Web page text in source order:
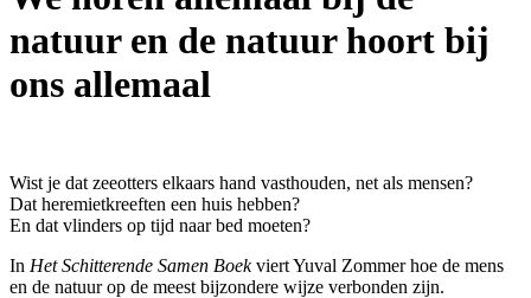
natuur en de natuur hoort bij
ons allemaal
Wist je dat zeeotters elkaars hand vasthouden, net als mensen?
Dat heremietkreeften een huis hebben?
En dat vlinders op tijd naar bed moeten?
In Het Schitterende Samen Boekviert Yuval Zommer hoe de mens
en de natuur op de meest bijzondere wijze verbonden zijn.